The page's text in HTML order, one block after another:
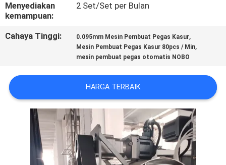
SEMUA
KASUS
SITEMAP
KEBIJAKAN
PRIBADI
Menyediakan
kemampuan:
2 Set/Set per Bulan
Cahaya Tinggi: 0.095mm Mesin Pembuat Pegas Kasur,
Mesin Pembuat Pegas Kasur 80pcs / Min,
mesin pembuat pegas otomatis NOBO
HARGA TERBAIK